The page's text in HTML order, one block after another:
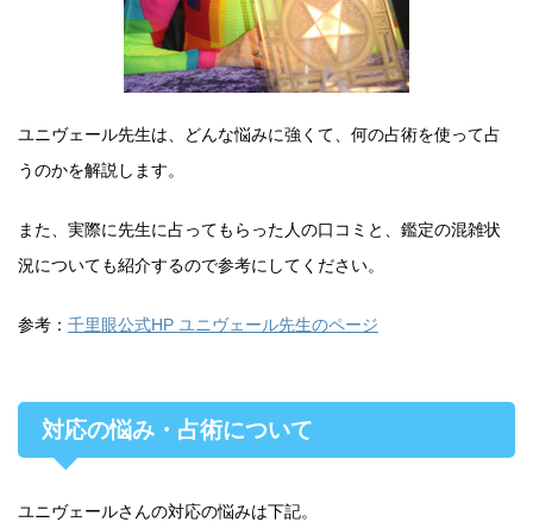
ユニヴェール先生は、どんな悩みに強くて、何の占術を使って占
うのかを解説します。
また、実際に先生に占ってもらった人の口コミと、鑑定の混雑状
況についても紹介するので参考にしてください。
参考： 千里眼公式HP ユニヴェール先生のページ
対応の悩み・占術について
ユニヴェールさんの対応の悩みは下記。